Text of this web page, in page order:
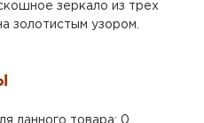
зеркало из трех
золотистым узором.
данного товара: 0